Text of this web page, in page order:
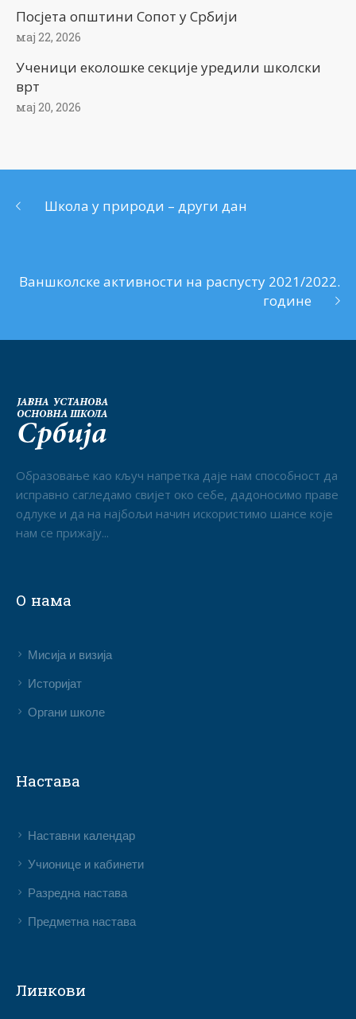
Посјета општини Сопот у Србији
мај 22, 2026
Ученици еколошке секције уредили школски
врт
мај 20, 2026
Школа у природи – други дан
Ваншколске активности на распусту 2021/2022.
године
Образовање као кључ напретка даје нам способност да
исправно сагледамо свијет око себе, дадоносимо праве
одлуке и да на најбољи начин искористимо шансе које
нам се прижају...
О нама
Мисија и визија
Историјат
Органи школе
Настава
Наставни календар
Учионице и кабинети
Разредна настава
Предметна настава
Линкови